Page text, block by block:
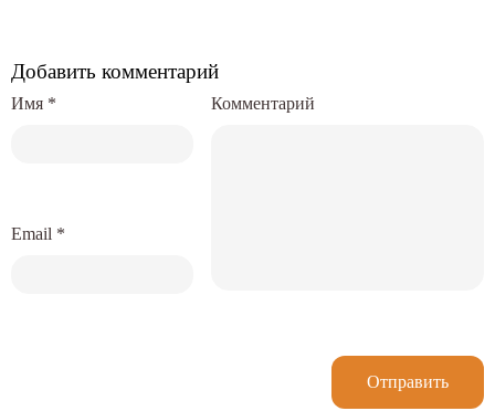
Добавить комментарий
Комментарий
Имя *
Email *
Отправить